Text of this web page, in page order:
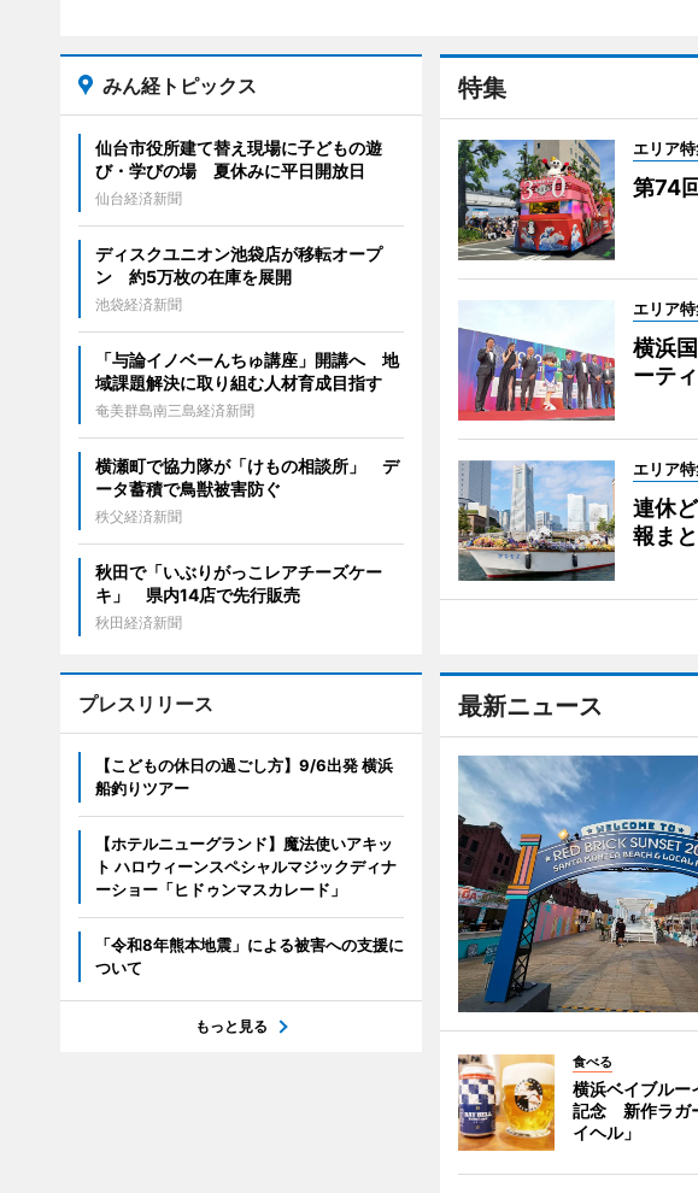
特集
エリア
第74
エリア
横浜
ーテ
エリア
連休
報ま
最新ニュース
食べる
横浜ベイブルー
記念 新作ラガ
イヘル」
みん経トピックス
仙台市役所建て替え現場に子どもの遊
び・学びの場 夏休みに平日開放日
仙台経済新聞
ディスクユニオン池袋店が移転オープ
ン 約5万枚の在庫を展開
池袋経済新聞
「与論イノベーんちゅ講座」開講へ 地
域課題解決に取り組む人材育成目指す
奄美群島南三島経済新聞
横瀬町で協力隊が「けもの相談所」 デ
ータ蓄積で鳥獣被害防ぐ
秩父経済新聞
秋田で「いぶりがっこレアチーズケー
キ」 県内14店で先行販売
秋田経済新聞
プレスリリース
【こどもの休日の過ごし方】9/6出発 横浜
船釣りツアー
【ホテルニューグランド】魔法使いアキッ
ト ハロウィーンスペシャルマジックディナ
ーショー「ヒドゥンマスカレード」
「令和8年熊本地震」による被害への支援に
ついて
もっと見る